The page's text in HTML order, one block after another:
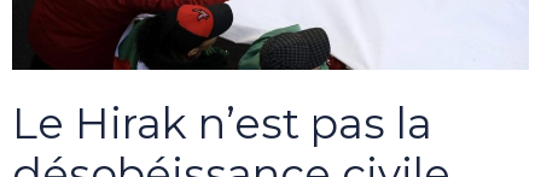
Le Hirak n’est pas la